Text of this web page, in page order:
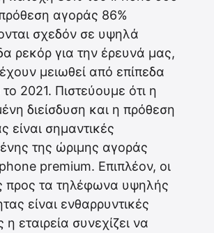
αγοράς 86%
σχεδόν σε υψηλά
ρεκόρ για την έρευνά μας,
μειωθεί από επίπεδα
2021. Πιστεύουμε ότι η
διείσδυση και η πρόθεση
είναι σημαντικές
της ώριμης αγοράς
premium. Επιπλέον, οι
προς τα τηλέφωνα υψηλής
είναι ενθαρρυντικές
εταιρεία συνεχίζει να